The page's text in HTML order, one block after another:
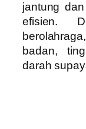
jantung
efisien.
badan,
darah